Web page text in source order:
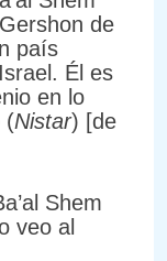
de
país
Él es
en lo
(Nistar) [de
Shem
veo al